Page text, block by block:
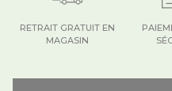
RETRAIT GRATUIT EN
MAGASIN